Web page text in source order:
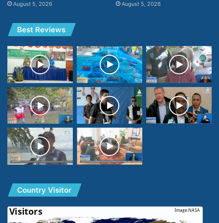
August 5, 2026 August 5, 2026
Best Reviews
Country Visitor